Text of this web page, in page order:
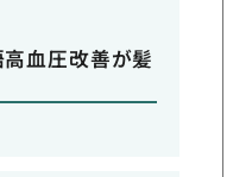
血圧改善が髪